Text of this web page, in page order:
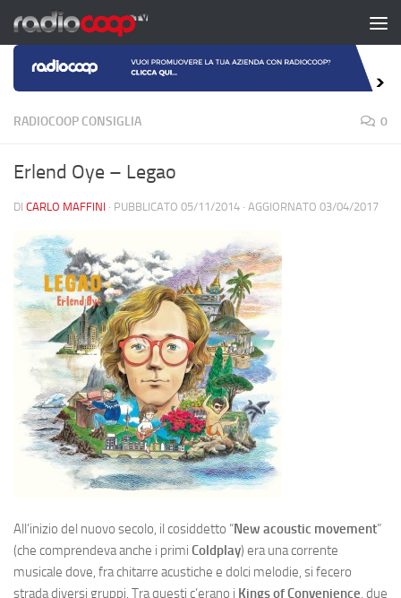
Salta al contenuto
RADIOCOOP CONSIGLIA 0
Erlend Oye – Legao
DI CARLO MAFFINI · PUBBLICATO 05/11/2014 · AGGIORNATO 03/04/2017
All’inizio del nuovo secolo, il cosiddetto “New acoustic movement”
(che comprendeva anche i primi Coldplay) era una corrente
musicale dove, fra chitarre acustiche e dolci melodie, si fecero
strada diversi gruppi. Tra questi c’erano i Kings of Convenience, due